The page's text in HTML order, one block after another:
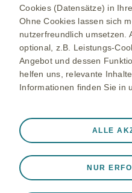
Newsletter
Bestellservice
Therapiegebiete
Meningokokken-
Registrieren Sie sich und
medizinischen
Service erhalten Sie zudem
Studien, Einladungen zu
Cookies (Datensätze) in
Ohne Cookies lassen sich
nutzerfreundlich umsetzen.
optional, z.B. Leistungs-
Angebot und dessen
helfen uns, relevante
Informationen finden Sie in
Nur
funktioniert, z. B. um
Website-Besuchs zu
NUR
ALLE